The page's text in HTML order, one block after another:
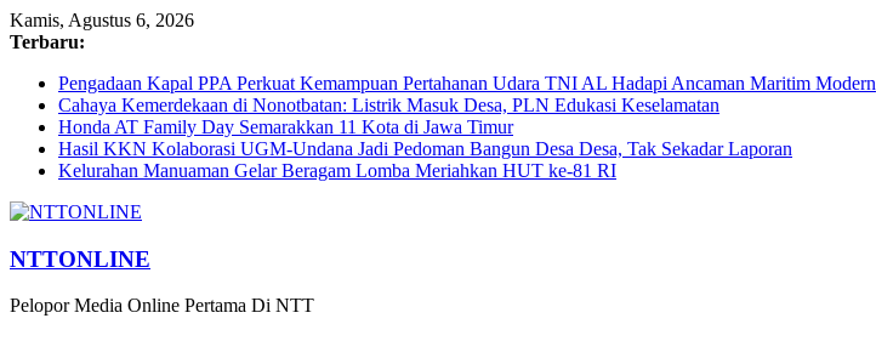
Kamis, Agustus 6, 2026
Terbaru:
Pengadaan Kapal PPA Perkuat Kemampuan Pertahanan Udara TNI AL Hadapi Ancaman Maritim Modern
Cahaya Kemerdekaan di Nonotbatan: Listrik Masuk Desa, PLN Edukasi Keselamatan
Honda AT Family Day Semarakkan 11 Kota di Jawa Timur
Hasil KKN Kolaborasi UGM-Undana Jadi Pedoman Bangun Desa Desa, Tak Sekadar Laporan
Kelurahan Manuaman Gelar Beragam Lomba Meriahkan HUT ke-81 RI
NTTONLINE
Pelopor Media Online Pertama Di NTT